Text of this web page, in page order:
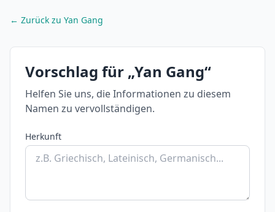
← Zurück zu Yan Gang
Vorschlag für „Yan Gang“
Helfen Sie uns, die Informationen zu diesem
Namen zu vervollständigen.
Herkunft